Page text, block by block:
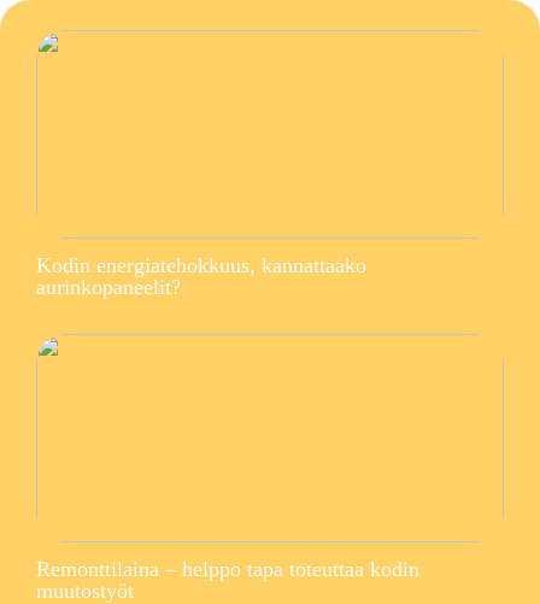
Kodin energiatehokkuus, kannattaako
aurinkopaneelit?
Remonttilaina – helppo tapa toteuttaa kodin
muutostyöt